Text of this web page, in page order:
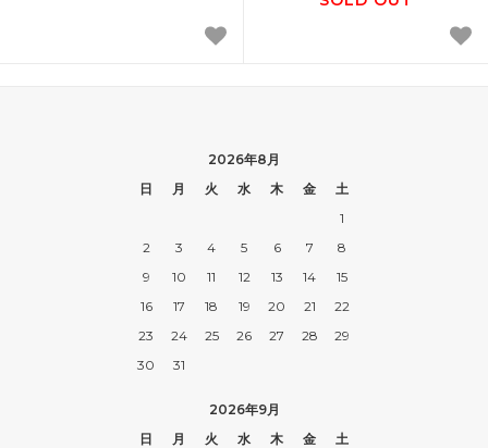
2026年8月
日
月 火 水 木 金
土
1
2
3 4 5 6 7
8
9
10 11 12 13 14
15
16
17 18 19 20 21
22
23
24 25 26 27 28
29
30
31
2026年9月
日
月 火 水 木 金
土